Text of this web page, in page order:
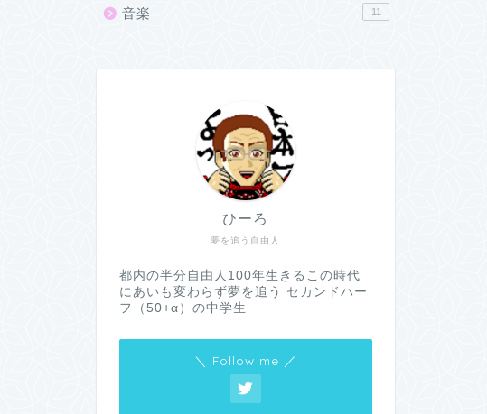
音楽 11
夢を追う自由人
ひーろ
都内の半分自由人100年生きるこの時代
にあいも変わらず夢を追う セカンドハー
フ（50+α）の中学生
＼ Follow me ／